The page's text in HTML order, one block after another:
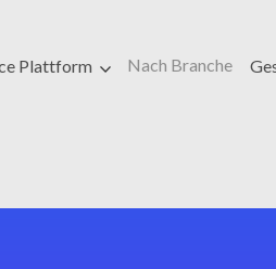
Plattform Nach Branche